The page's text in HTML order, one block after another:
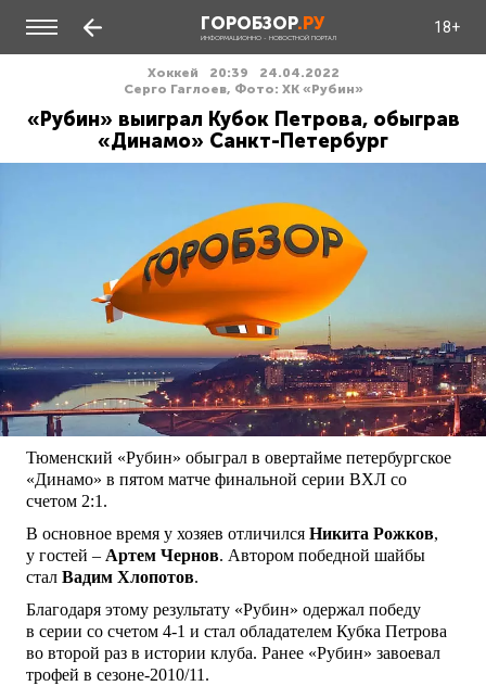
ГОРОБЗОР.РУ
ИНФОРМАЦИОННО - НОВОСТНОЙ ПОРТАЛ
18+
Хоккей 20:39
24.04.2022
Серго Гаглоев, Фото: ХК «Рубин»
«Рубин» выиграл Кубок Петрова, обыграв
«Динамо» Санкт-Петербург
Тюменский «Рубин» обыграл в овертайме петербургское
«Динамо» в пятом матче финальной серии ВХЛ со
счетом 2:1.
В основное время у хозяев отличился Никита Рожков,
у гостей – Артем Чернов. Автором победной шайбы
стал Вадим Хлопотов.
Благодаря этому результату «Рубин» одержал победу
в серии со счетом 4-1 и стал обладателем Кубка Петрова
во второй раз в истории клуба. Ранее «Рубин» завоевал
трофей в сезоне-2010/11.